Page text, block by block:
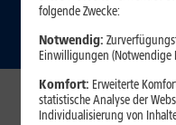
gut“
folgende Zwecke:
Notwendig:
Einwilligungen (Notwendige
Komfort: Erweiterte
statistische Analyse der
Individualisierung von